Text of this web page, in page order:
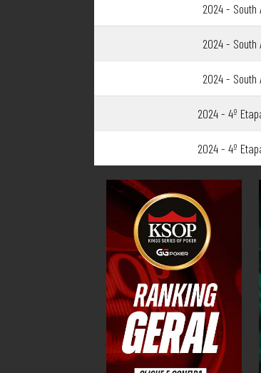
2024 - South
2024 - South
2024 - South
2024 - 4º
2024 - 4º